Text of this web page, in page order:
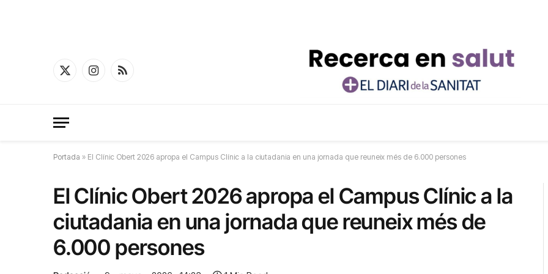
X
InstagramRSS
Portada » El Clínic Obert 2026 apropa el Campus Clínic a la ciutadania en una jornada que reuneix més de 6.000 persones
El Clínic Obert 2026 apropa el Campus Clínic a la
ciutadania en una jornada que reuneix més de
6.000 persones